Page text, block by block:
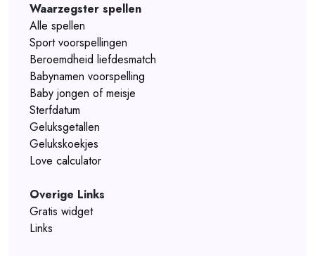
Waarzegster spellen
Alle spellen
Sport voorspellingen
Beroemdheid liefdesmatch
Babynamen voorspelling
Baby jongen of meisje
Sterfdatum
Geluksgetallen
Gelukskoekjes
Love calculator
Overige Links
Gratis widget
Links